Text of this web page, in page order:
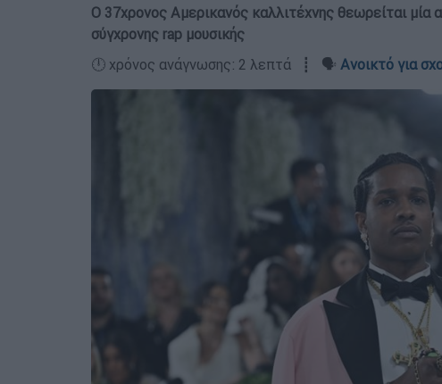
Ο 37χρονος Αμερικανός καλλιτέχνης θεωρείται
σύγχρονης rap μουσικής
🕛 χρόνος ανάγνωσης: 2 λεπτά ┋ 🗣️ Ανοικτό για